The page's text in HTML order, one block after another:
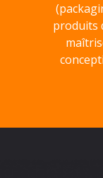
produits